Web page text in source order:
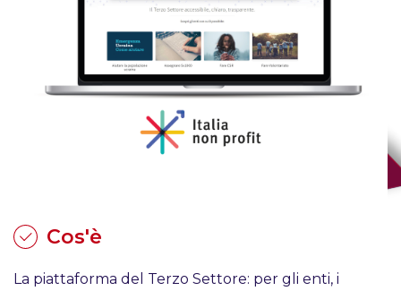
Cos'è
La piattaforma del Terzo Settore: per gli enti, i